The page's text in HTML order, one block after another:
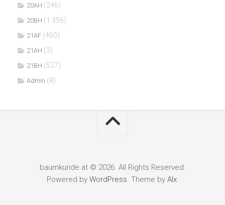
20AH (246)
20BH (1.356)
21AF (460)
21AH (3)
21BH (527)
Admin (8)
baumkunde.at © 2026. All Rights Reserved.
Powered by WordPress. Theme by Alx.